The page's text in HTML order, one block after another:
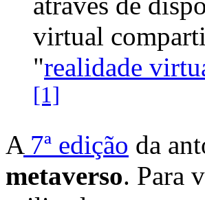
virtual
"realidade
[1]
A7ª edição da
metaverso. Para